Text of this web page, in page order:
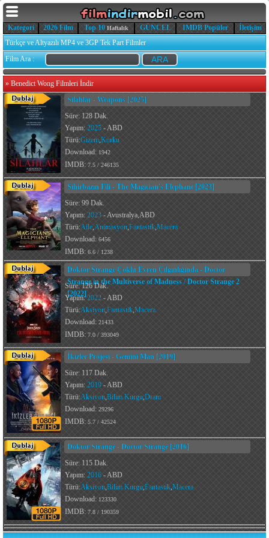
Kategori 2026 Film Top 10 Haftalık GÜNCEL IMDB Popüler
İletişim
Türkçe ve Altyazılı MP4 ve 3GP Tek Part Filmler
Film Ara :
» Benedict Wong Filmleri İndir
Silahlar - Weapons [2025]
Süre: 128 Dak.
Yapım: 2025 - ABD
Türü:Gizem,Korku
Download: 1942
IMDB: 7.5 / 246135
Sihirbazın Fili - The Magician's Elephant [2023]
Süre: 99 Dak.
Yapım: 2023 - Avustralya,ABD
Türü:Aile,Animasyon,Fantastik,Macera
Download: 6456
IMDB: 6.6 / 1238
Doktor Strange Çoklu Evren Çılgınlığında - Doctor
Strange in the Multiverse of Madness / Doctor Strange 2
[2022]
Süre: 126 Dak.
Yapım:2022 - ABD
Türü:Aksiyon,Fantastik,Macera
Download: 21433
IMDB: 7.0 / 393049
İkizler Projesi - Gemini Man [2019]
Süre: 117 Dak.
Yapım: 2019 - ABD
Türü:Aksiyon,Bilim Kurgu,Dram
Download: 29296
IMDB: 5.7 / 42524
Doktor Strange - Doctor Strange [2016]
Süre: 115 Dak.
Yapım: 2016 - ABD
Türü:Aksiyon,Bilim Kurgu,Fantastik,Macera
Download: 123330
IMDB: 7.8 / 190359